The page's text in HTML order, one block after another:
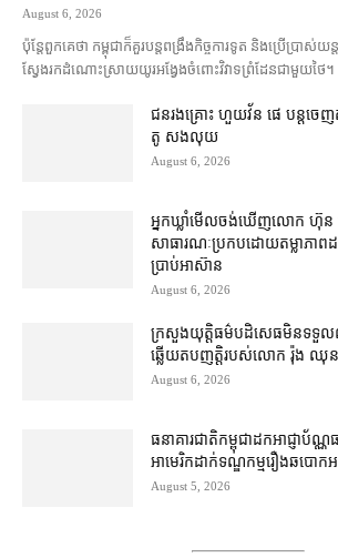
August 6, 2026
ប៉ុន្តែ​ពួកគេ​ថា កម្ពុជា​ក៏​គួរ​បន្ត​ពង្រឹង​កិច្ច​ការទូត និង​ប្រើប្រាស់​យន្ត
ស្វែងរក​ដំណោះស្រាយ​យូរអង្វែង​ចំពោះ​វិវាទ​ព្រំដែន​ជាមួយ​ថៃ។
ជនរងគ្រោះ ហួយវ័ន ផេ បន្ត​ចេ
តូ សង​លុយ
August 6, 2026
អ្នកឃ្លាំមើល​ចង់​ឃើញ​លោក ហ៊ុន
សាធារណៈ​ប្រកបដោយ​តម្លាភាព​ដ
ប្រាប់​អាស៊ាន
August 6, 2026
ក្រសួងយុត្តិធម៌​បដិសេធ​មិន​ទទួល​លិ
ឆ្លើយតប​ញត្តិ​របស់​លោក រ៉ុង ឈុន
August 6, 2026
ធនាគារជាតិ​កម្ពុជា​ដក​អាជ្ញាប័
អាមេរិក​ដាក់​ទណ្ឌកម្ម​​រឿង​ឆប
August 5, 2026